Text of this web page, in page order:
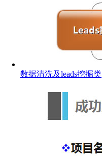
数据清洗及leads挖掘类